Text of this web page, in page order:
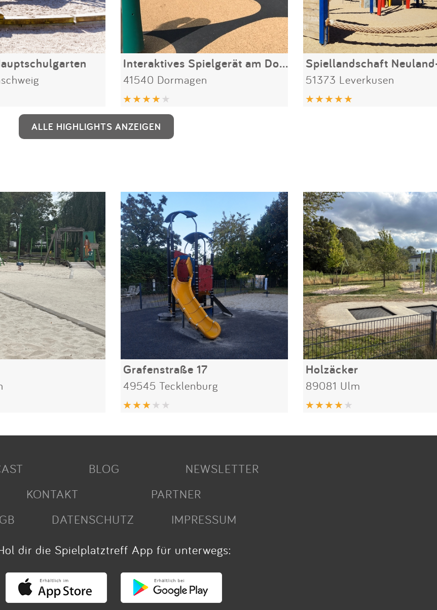
Interaktives Spielgerät am Dorfanger
41540 Dormagen
Spiellandschaft
51373 Leverkusen
ALLE HIGHLIGHTS ANZEIGEN
Grafenstraße 17
49545 Tecklenburg
Holzäcker
89081 Ulm
BLOG
NEWSLETTER
KONTAKT
PARTNER
DATENSCHUTZ
IMPRESSUM
dir die Spielplatztreff App für unterwegs: